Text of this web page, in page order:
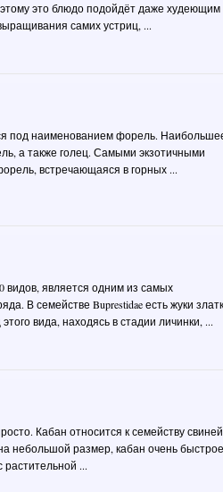
это блюдо подойдёт даже худеющим
самих устриц, ...
под наименованием форель.
а также голец. Самыми экзотичными
встречающаяся в горных ...
видов, является одним из самых
В семействе Buprestidae есть жуки
вида, находясь в стадии личинки, ...
Кабан относится к семейству
небольшой размер, кабан очень
растительной ...